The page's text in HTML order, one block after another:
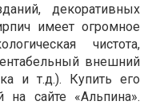
декоративных
имеет огромное
чистота,
внешний
и т.д.). Купить его
сайте «Альпина».